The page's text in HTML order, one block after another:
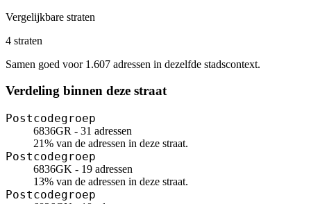
Vergelijkbare straten
4 straten
Samen goed voor 1.607 adressen in dezelfde stadscontext.
Verdeling binnen deze straat
Postcodegroep
6836GR - 31 adressen
21% van de adressen in deze straat.
Postcodegroep
6836GK - 19 adressen
13% van de adressen in deze straat.
Postcodegroep